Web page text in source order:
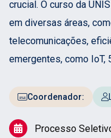
crucial. O curso da
em diversas áreas,
telecomunicações,
emergentes, como IoT,
Coordenador:
Processo